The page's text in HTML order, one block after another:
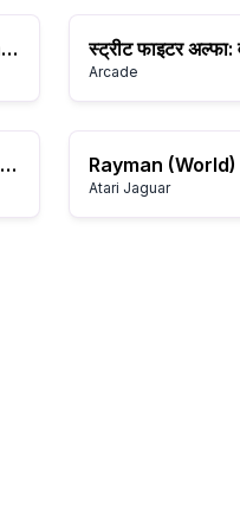
Skate or Die - Bad 'N Rad (USA)
Arcade
Donald Duck no Mahou no Boushi (Japan) Rayman (World)
Atari Jaguar